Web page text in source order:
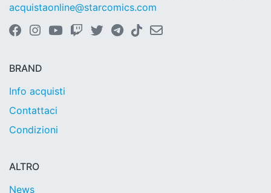
acquistaonline@starcomics.com
BRAND
Info acquisti
Contattaci
Condizioni
ALTRO
News